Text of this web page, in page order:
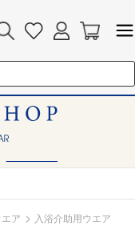
ア > 入浴介助用ウエア